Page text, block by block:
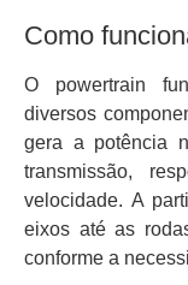
Como
O powertrain
diversos
gera a potência
transmissão,
velocidade. A
eixos até as
conforme a